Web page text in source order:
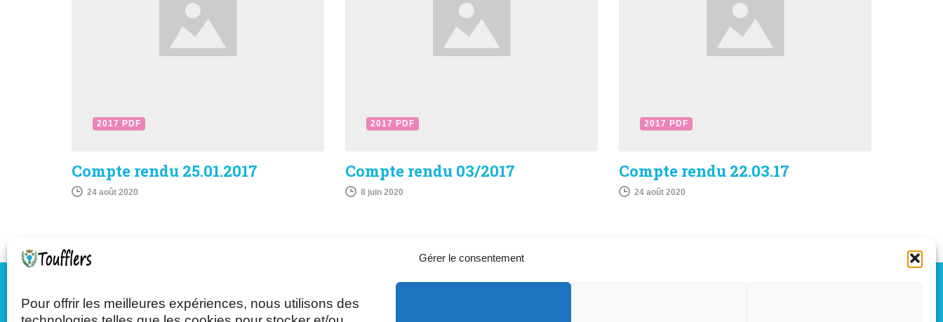
Gérer le consentement
Pour offrir les meilleures expériences, nous utilisons des
2017 PDF
Compte rendu 25.01.2017
24 août 2020
2017 PDF
Compte rendu 03/2017
8 juin 2020
2017 PDF
Compte rendu 22.03.17
24 août 2020
Mairie de Toufflers
Mardi, Jeudi et Vendredi : 8h/12h et